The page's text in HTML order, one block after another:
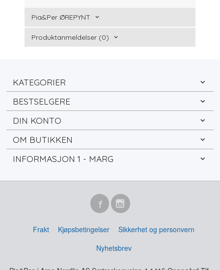
Pia&Per ØREPYNT
Produktanmeldelser (0)
KATEGORIER
BESTSELGERE
DIN KONTO
OM BUTIKKEN
INFORMASJON 1 - MARG
Frakt Kjøpsbetingelser
Sikkerhet og personvern
Nyhetsbrev